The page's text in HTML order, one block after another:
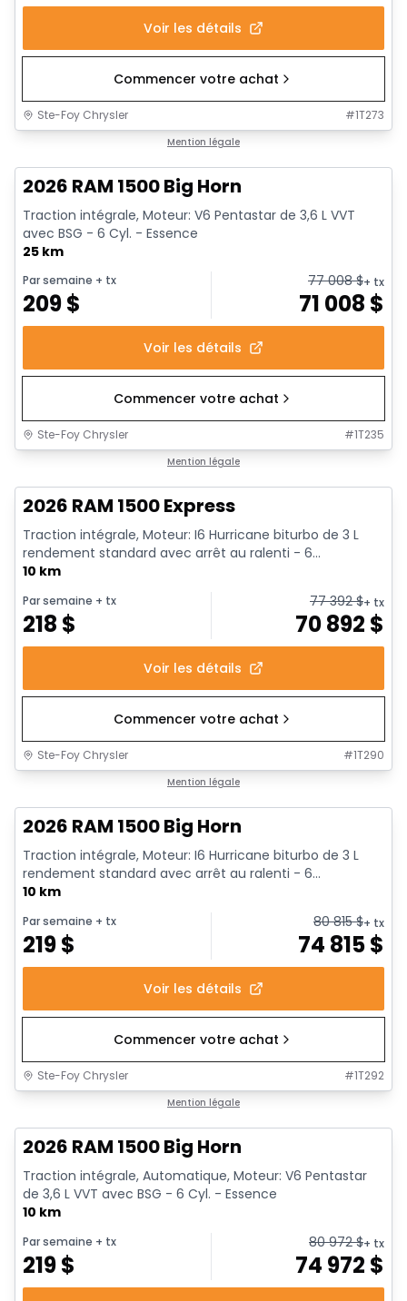
Voir les détails
Commencer votre achat
Ste-Foy Chrysler #1T273
Mention légale
2026 RAM 1500 Big Horn
Traction intégrale, Moteur: V6 Pentastar de 3,6 L VVT
avec BSG - 6 Cyl. - Essence
25 km
Par semaine + tx
209$
77 008$+ tx
71 008 $
Voir les détails
Commencer votre achat
Ste-Foy Chrysler #1T235
Mention légale
2026 RAM 1500 Express
Traction intégrale, Moteur: I6 Hurricane biturbo de 3 L
rendement standard avec arrêt au ralenti - 6...
10 km
Par semaine + tx
218 $
77 392$+ tx
70 892 $
Voir les détails
Commencer votre achat
Ste-Foy Chrysler #1T290
Mention légale
2026 RAM 1500 Big Horn
Traction intégrale, Moteur: I6 Hurricane biturbo de 3 L
rendement standard avec arrêt au ralenti - 6...
10 km
Par semaine + tx
219$
80 815$+ tx
74 815$
Voir les détails
Commencer votre achat
Ste-Foy Chrysler #1T292
Mention légale
2026 RAM 1500 Big Horn
Traction intégrale, Automatique, Moteur: V6 Pentastar
de 3,6 L VVT avec BSG - 6 Cyl. - Essence
10 km
Par semaine + tx
219$
80 972$+ tx
74 972 $